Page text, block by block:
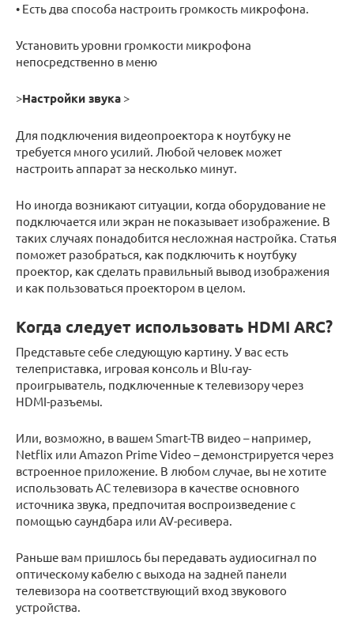
• Есть два способа настроить громкость микрофона.
Установить уровни громкости микрофона
непосредственно в меню
>Настройки звука >
Для подключения видеопроектора к ноутбуку не
требуется много усилий. Любой человек может
настроить аппарат за несколько минут.
Но иногда возникают ситуации, когда оборудование не
подключается или экран не показывает изображение. В
таких случаях понадобится несложная настройка. Статья
поможет разобраться, как подключить к ноутбуку
проектор, как сделать правильный вывод изображения
и как пользоваться проектором в целом.
Когда следует использовать HDMI ARC?
Представьте себе следующую картину. У вас есть
телеприставка, игровая консоль и Blu-ray-
проигрыватель, подключенные к телевизору через
HDMI-разъемы.
Или, возможно, в вашем Smart-ТВ видео – например,
Netflix или Amazon Prime Video – демонстрируется через
встроенное приложение. В любом случае, вы не хотите
использовать АС телевизора в качестве основного
источника звука, предпочитая воспроизведение с
помощью саундбара или AV-ресивера.
Раньше вам пришлось бы передавать аудиосигнал по
оптическому кабелю с выхода на задней панели
телевизора на соответствующий вход звукового
устройства.